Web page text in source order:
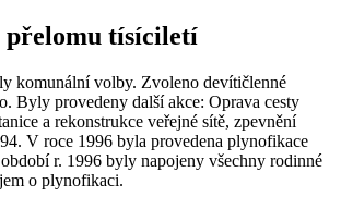
přelomu tísíciletí
komunální volby. Zvoleno devítičlenné
Byly provedeny další akce: Oprava cesty
a rekonstrukce veřejné sítě, zpevnění
V roce 1996 byla provedena plynofikace
r. 1996 byly napojeny všechny rodinné
o plynofikaci.